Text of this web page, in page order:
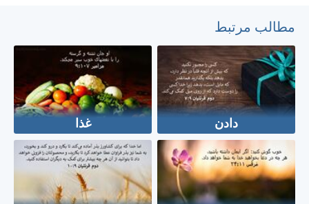
مطالب مرتبط
دادن غذا